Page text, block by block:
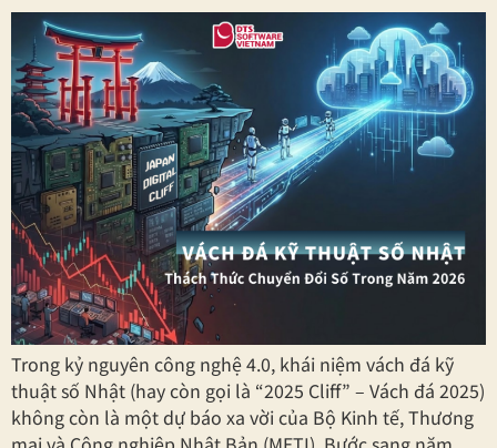
Trong kỷ nguyên công nghệ 4.0, khái niệm vách đá kỹ
thuật số Nhật (hay còn gọi là “2025 Cliff” – Vách đá 2025)
không còn là một dự báo xa vời của Bộ Kinh tế, Thương